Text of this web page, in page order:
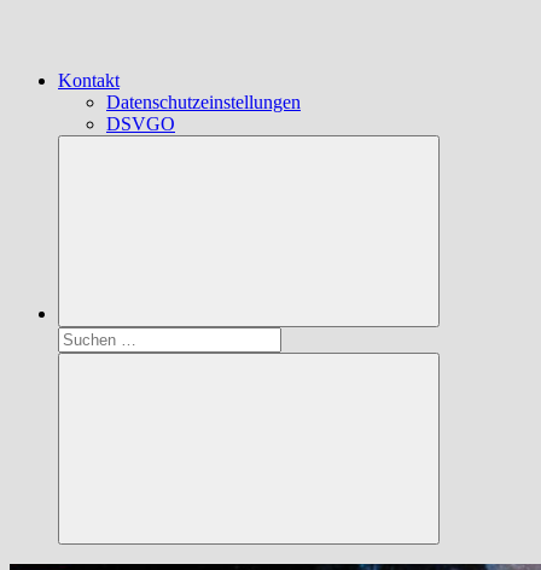
Kontakt
Datenschutzeinstellungen
DSVGO
Suchen
nach:
Suchen